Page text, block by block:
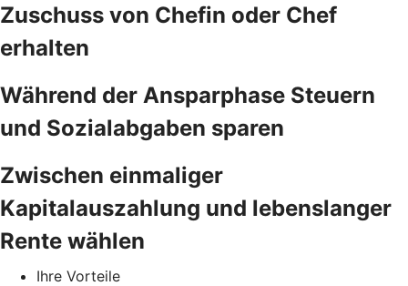
Zuschuss von Chefin oder Chef
erhalten
Während der Ansparphase Steuern
und Sozialabgaben sparen
Zwischen einmaliger
Kapitalauszahlung und lebenslanger
Rente wählen
Ihre Vorteile